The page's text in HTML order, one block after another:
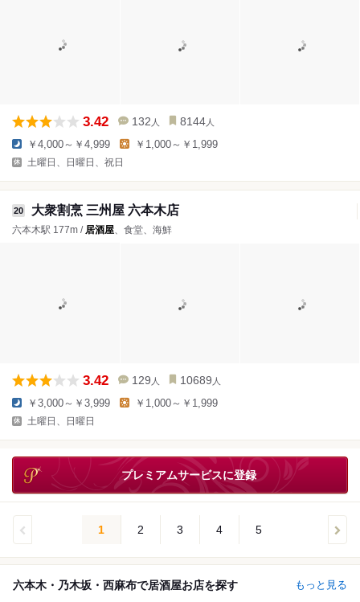
3.42 132 人 8144 人
￥4,000～￥4,999 ￥1,000～￥1,999
土曜日、日曜日、祝日
20 大衆割烹 三州屋 六本木店
六本木駅 177m / 居酒屋、食堂、海鮮
3.42 129 人 10689 人
￥3,000～￥3,999 ￥1,000～￥1,999
土曜日、日曜日
プレミアムサービスに登録
1 2 3 4 5
六本木・乃木坂・西麻布で居酒屋お店を探す もっと見る